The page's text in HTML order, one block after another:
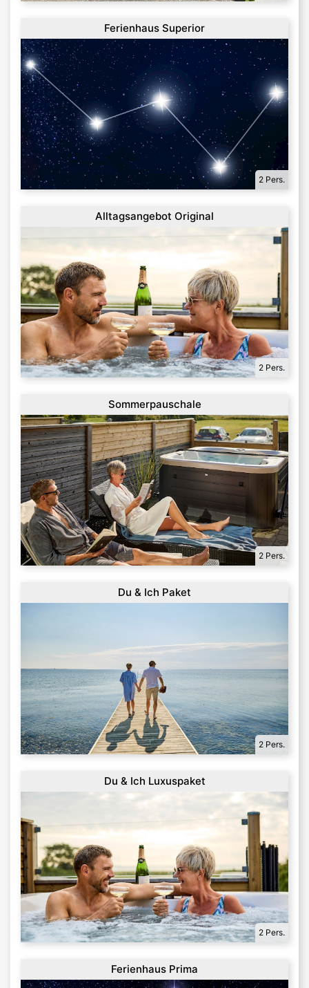
Ferienhaus Superior
2 Pers.
Alltagsangebot Original
2 Pers.
Sommerpauschale
2 Pers.
Du & Ich Paket
2 Pers.
Du & Ich Luxuspaket
2 Pers.
Ferienhaus Prima